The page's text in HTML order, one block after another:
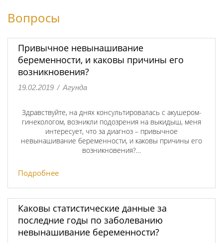
Вопросы
Привычное невынашивание
беременности, и каковы причины его
возникновения?
19.02.2019 / Агунда
Здравствуйте, на днях консультировалась с акушером-
гинекологом, возникли подозрения на выкидыш, меня
интересует, что за диагноз – привычное
невынашивание беременности, и каковы причины его
возникновения?…
Подробнее
Каковы статистические данные за
последние годы по заболеванию
невынашивание беременности?